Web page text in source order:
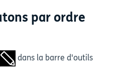
par ordre
dans la barre d'outils